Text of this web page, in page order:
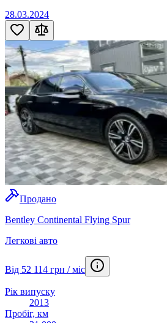
28.03.2024
Продано
Bentley Continental Flying Spur
Легкові авто
Від 52 114 грн / міс
Рік випуску
2013
Пробіг, км